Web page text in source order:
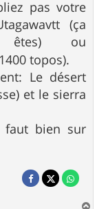
pas votre
(ça
ou
topos).
Le désert
et le sierra
faut bien sur